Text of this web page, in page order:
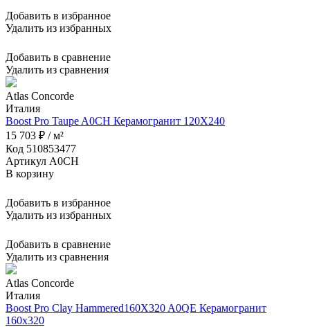
Добавить в избранное
Удалить из избранных
Добавить в сравнение
Удалить из сравнения
Atlas Concorde
Италия
Boost Pro Taupe A0CH Керамогранит 120X240
15 703 ₽ / м²
Код 510853477
Артикул A0CH
В корзину
Добавить в избранное
Удалить из избранных
Добавить в сравнение
Удалить из сравнения
Atlas Concorde
Италия
Boost Pro Clay Hammered160X320 A0QE Керамогранит
160x320